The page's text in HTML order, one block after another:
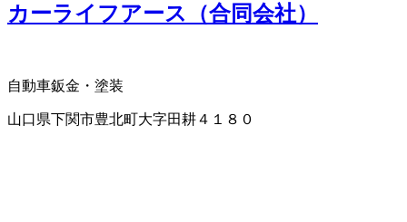
カーライフアース（合同会社）
自動車鈑金・塗装
山口県下関市豊北町大字田耕４１８０